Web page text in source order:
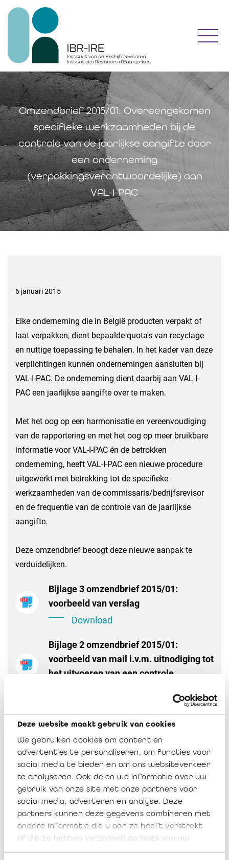
Deze website maakt gebruik van cookies
We gebruiken cookies om content en
advertenties te personaliseren, om functies voor
social media te bieden en om ons websiteverkeer
te analyseren. Ook delen we informatie over uw
gebruik van onze site met onze partners voor
social media, adverteren en analyse. Deze
partners kunnen deze gegevens combineren met
andere informatie die u aan ze heeft verstrekt
of die ze hebben verzameld op basis van uw
Omzendbrief 2015/01: Overeengekomen
specifieke werkzaamheden bij de
controle van de jaarlijkse aangifte door
een onderneming
(verpakkingsverantwoordelijke) aan
VAL-I-PAC
6 januari 2015
Elke onderneming die in België producten verpakt of
laat verpakken, dient bepaalde quota's van recyclage
en nuttige toepassing te behalen. In het kader van deze
verplichtingen kunnen ondernemingen aansluiten bij
VAL-I-PAC. De onderneming dient daarbij aan VAL-I-
PAC een jaarlijkse aangifte over te maken.
Met het oog op een harmonisatie en vereenvoudiging
van de rapportering en met het oog op meer bruikbare
informatie voor VAL-I-PAC én de betrokken
onderneming, heeft VAL-I-PAC een nieuwe procedure
uitgewerkt met betrekking tot de specifieke
werkzaamheden van de commissaris/bedrijfsrevisor
en de frequentie van de controle van de jaarlijkse
aangifte.
Deze omzendbrief beoogt deze nieuwe aanpak te
verduidelijken.
Bijlage 3 omzendbrief 2015/01:
voorbeeld van verslag
Download
Bijlage 2 omzendbrief 2015/01:
voorbeeld van mail i.v.m. uitnodiging tot
het uitvoeren van een controle
Bijlage 1 omzendbrief 2015/01:
voorbeeld van opdrachtbrief
Download
Omzendbrief 2015/01:
Overeengekomen specifieke
werkzaamheden bij de controle van de
jaarlijkse aangifte door een
onderneming
(verpakkingsverantwoordelijke) aan
VAL-I-PAC